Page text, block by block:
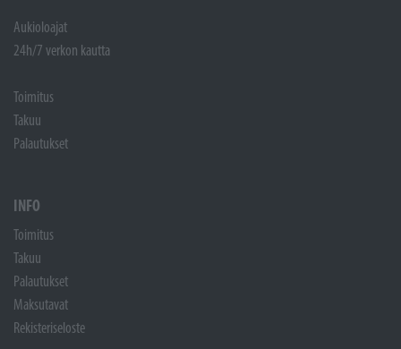
Aukioloajat
24h/7 verkon kautta
Toimitus
Takuu
Palautukset
INFO
Toimitus
Takuu
Palautukset
Maksutavat
Rekisteriseloste